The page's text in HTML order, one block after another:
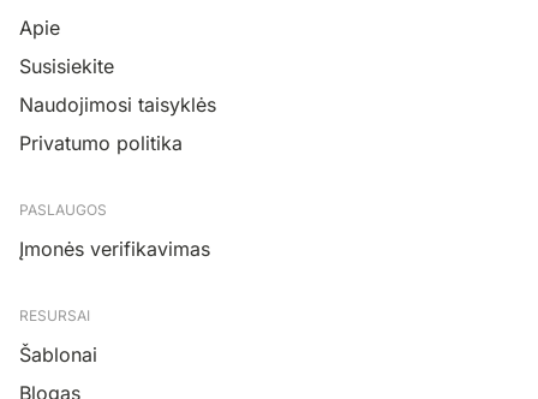
Apie
Susisiekite
Naudojimosi taisyklės
Privatumo politika
PASLAUGOS
Įmonės verifikavimas
RESURSAI
Šablonai
Blogas